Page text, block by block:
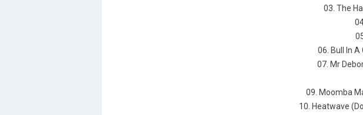
03. The
06. Bull In
07. Mr
09. Moomba
10. Heatwave